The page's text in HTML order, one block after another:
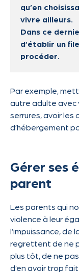
qu’en
vivre ailleurs.
Dans ce
d’établir un
procéder.
Par exemple,
autre adulte avec
serrures, avoir
d’hébergement
Gérer ses
parent
Les parents qui
violence à leur
l’impuissance, de
regrettent de ne
plus tôt, de ne
d’en avoir trop fait.